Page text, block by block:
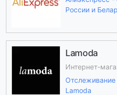
России и
Lamoda
Интернет-
Lamoda